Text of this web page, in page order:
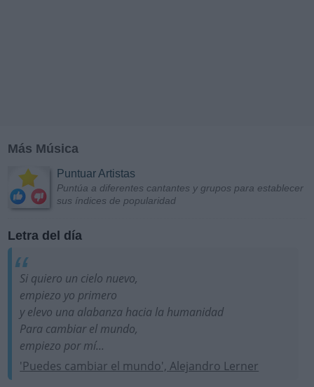
Más Música
Puntuar Artistas
Puntúa a diferentes cantantes y grupos para establecer
sus índices de popularidad
Letra del día
Si quiero un cielo nuevo,
empiezo yo primero
y elevo una alabanza hacia la humanidad
Para cambiar el mundo,
empiezo por mí...
'Puedes cambiar el mundo', Alejandro Lerner